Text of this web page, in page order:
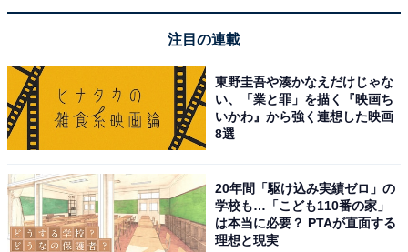
こちらもおすすめ
注目の連載
東野圭吾や湊かなえだけじゃな
い、「業と罪」を描く『映画ち
いかわ』から強く連想した映画
8選
20年間「駆け込み実績ゼロ」の
学校も…「こども110番の家」
は本当に必要？ PTAが直面する
理想と現実